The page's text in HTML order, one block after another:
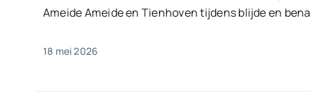
Ameide Ameide en Tienhoven tijdens blijde en
18 mei 2026